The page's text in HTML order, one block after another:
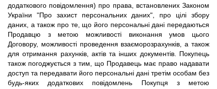
додаткового повідомлення) про права, встановлених Законом
України "Про захист персональних даних", про цілі збору
даних, а також про те, що його персональні дані передаються
Продавцю з метою можливості виконання умов цього
Договору, можливості проведення взаєморозрахунків, а також
для отримання рахунків, актів та інших документів.
Покупець
також погоджується з тим, що Продавець має право надавати
доступ та передавати його персональні дані третім особам без
будь-яких додаткових повідомлень Покупця з метою